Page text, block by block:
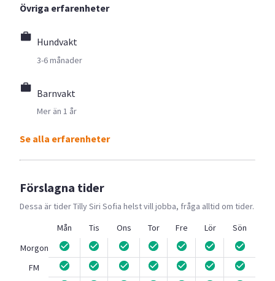
Övriga erfarenheter
Hundvakt
3-6 månader
Barnvakt
Mer än 1 år
Se alla erfarenheter
Förslagna tider
Dessa är tiderTilly Siri Sofia helst vill jobba, fråga alltid om tider.
Mån
Tis Ons Tor Fre Lör
Sön
Morgon
FM